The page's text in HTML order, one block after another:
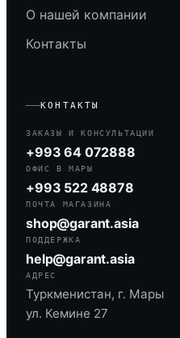
О нашей компании
Контакты
КОНТАКТЫ
ЗАКАЗЫ И КОНСУЛЬТАЦИИ
+993 64 072888
ОФИС В МАРЫ
+993 522 48878
ПОЧТА МАГАЗИНА
shop@garant.asia
ПОДДЕРЖКА
help@garant.asia
АДРЕС
Туркменистан, г. Мары
ул. Кемине 27